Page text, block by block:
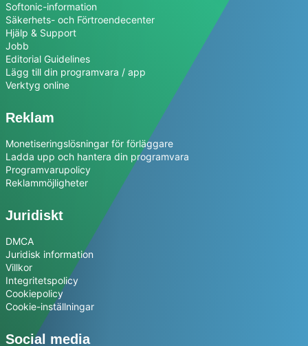
Softonic-information
Säkerhets- och Förtroendecenter
Hjälp & Support
Jobb
Editorial Guidelines
Lägg till din programvara / app
Verktyg online
Reklam
Monetiseringslösningar för förläggare
Ladda upp och hantera din programvara
Programvarupolicy
Reklammöjligheter
Juridiskt
DMCA
Juridisk information
Villkor
Integritetspolicy
Cookiepolicy
Cookie-inställningar
Social media